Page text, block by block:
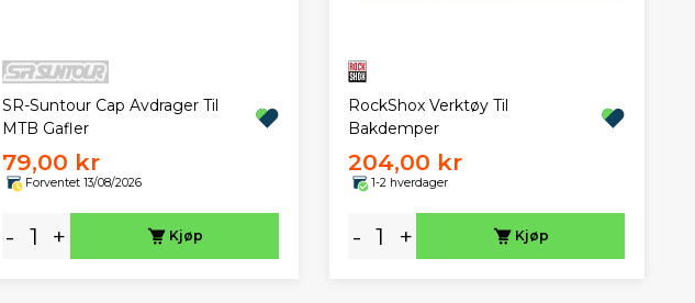
SR-Suntour Cap Avdrager Til
MTB Gafler
79,00 kr
Forventet 13/08/2026
- + Kjøp
RockShox Verktøy Til
Bakdemper
204,00 kr
1-2 hverdager
- + Kjøp